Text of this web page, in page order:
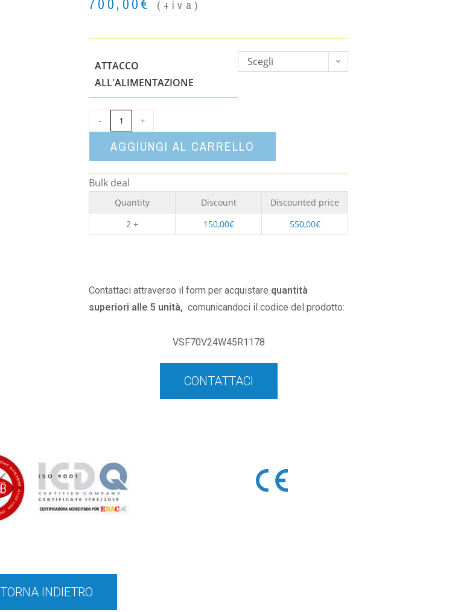
700,00€ (+iva)
ATTACCO
ALL'ALIMENTAZIONE
Scegli
- +
AGGIUNGI AL CARRELLO
Bulk deal
Quantity Discount
Discounted price
2 +
150,00€ 550,00€
Contattaci attraverso il form per acquistare quantità
superiori alle 5 unità, comunicandoci il codice del prodotto:
VSF70V24W45R1178
CONTATTACI
TORNA INDIETRO